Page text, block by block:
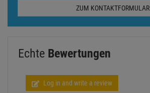
ZUM KONTAKTFORMULAR
Echte Bewertungen
Log in and write a review